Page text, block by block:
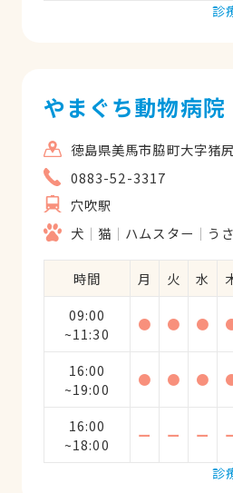
診
やまぐち動物病院
徳島県美馬市脇町大字猪
0883-52-3317
穴吹駅
犬
猫 ハムスター う
時間 月 火 水
09:00
~11:30
● ● ●
16:00
~19:00
● ● ●
16:00
~18:00
ー ー ー
診